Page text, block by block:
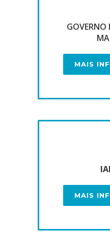
GOVERNO
MAIS
MAIS